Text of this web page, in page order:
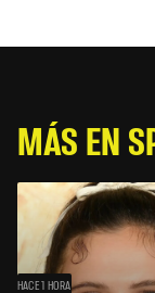
MÁS EN
HACE 1 HORA